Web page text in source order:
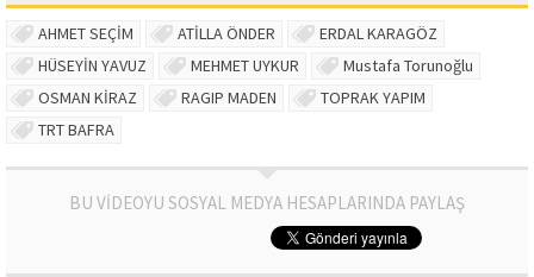
AHMET SEÇİM ATİLLA ÖNDER
ERDAL KARAGÖZ
HÜSEYİN YAVUZ
MEHMET UYKUR
Mustafa Torunoğlu
OSMAN KİRAZ
RAGIP MADEN
TOPRAK YAPIM
TRT BAFRA
BU VİDEOYU SOSYAL MEDYA HESAPLARINDA PAYLAŞ